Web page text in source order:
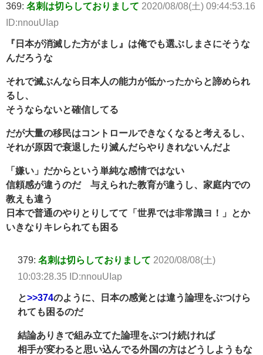
369: 名刺は切らしておりまして 2020/08/08(土) 09:44:53.16
ID:nnouUIap
『日本が消滅した方がまし』は俺でも選ぶしまさにそうな
んだろうな
それで滅ぶんなら日本人の能力が低かったからと諦められ
るし、
そうならないと確信してる
だが大量の移民はコントロールできなくなると考えるし、
それが原因で衰退したり滅んだらやりきれないんだよ
「嫌い」だからという単純な感情ではない
信頼感が違うのだ 与えられた教育が違うし、家庭内での
教えも違う
日本で普通のやりとりしてて「世界では非常識ヨ！」とか
いきなりキレられても困る
379: 名刺は切らしておりまして 2020/08/08(土)
10:03:28.35 ID:nnouUIap
と>>374のように、日本の感覚とは違う論理をぶつけら
れても困るのだ
結論ありきで組み立てた論理をぶつけ続ければ
相手が変わると思い込んでる外国の方はどうしようもな